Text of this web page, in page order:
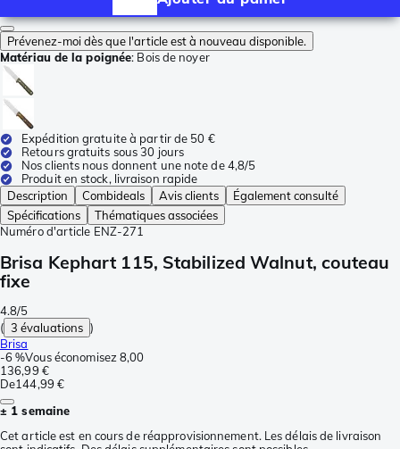
Prévenez-moi dès que l'article est à nouveau disponible.
Matériau de la poignée: Bois de noyer
Expédition gratuite à partir de 50 €
Retours gratuits sous 30 jours
Nos clients nous donnent une note de 4,8/5
Produit en stock, livraison rapide
Description
Combideals Avis clients
Également consulté
Spécifications
Thématiques associées
Numéro d'article ENZ-271
Brisa Kephart 115, Stabilized Walnut, couteau
fixe
4.8/5
( 3 évaluations )
Brisa
-6 %Vous économisez 8,00
136,99 €
De144,99 €
± 1 semaine
Cet article est en cours de réapprovisionnement. Les délais de livraison